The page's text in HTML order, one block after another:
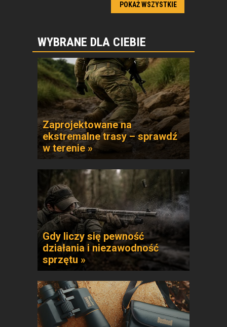
POKAŻ WSZYSTKIE
WYBRANE DLA CIEBIE
Zaprojektowane na
ekstremalne trasy – sprawdź
w terenie »
Gdy liczy się pewność
działania i niezawodność
sprzętu »